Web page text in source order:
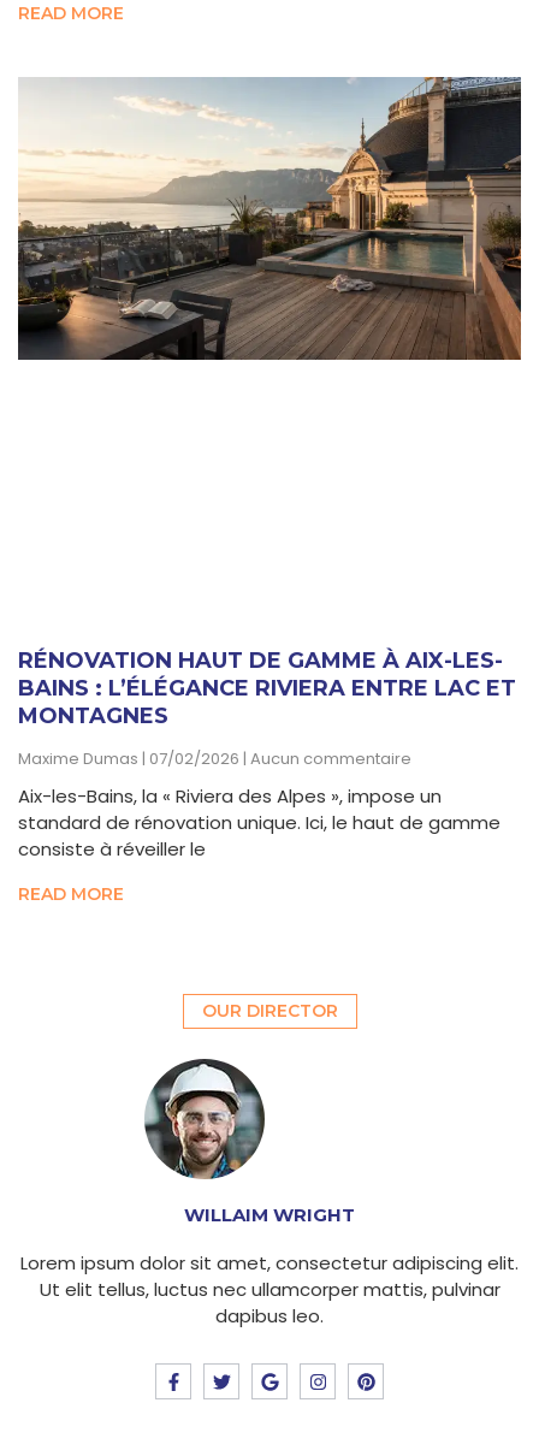
READ MORE
RÉNOVATION HAUT DE GAMME À AIX-LES-
BAINS : L’ÉLÉGANCE RIVIERA ENTRE LAC ET
MONTAGNES
Maxime Dumas 07/02/2026 Aucun commentaire
Aix-les-Bains, la « Riviera des Alpes », impose un
standard de rénovation unique. Ici, le haut de gamme
consiste à réveiller le
READ MORE
OUR DIRECTOR
WILLAIM WRIGHT
Lorem ipsum dolor sit amet, consectetur adipiscing elit.
Ut elit tellus, luctus nec ullamcorper mattis, pulvinar
dapibus leo.
F
a
c
T
w
i
G
o
o
I
n
s
P
i
n